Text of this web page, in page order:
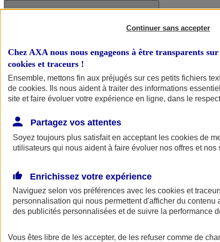
AXA Assurance
Continuer sans accepter
Chez AXA nous nous engageons à être transparents
cookies et traceurs !
Ensemble, mettons fin aux préjugés sur ces petits fichiers
de cookies. Ils nous aident à traiter des informations
site et faire évoluer votre expérience en ligne, dans le
Partagez vos attentes
Soyez toujours plus satisfait en acceptant les cookies de
utilisateurs qui nous aident à faire évoluer nos offres et nos
Enrichissez votre expérience
Naviguez selon vos préférences avec les cookies et
personnalisation qui nous permettent d'afficher du contenu
des publicités personnalisées et de suivre la performance
Vous êtes libre de les accepter, de les refuser comme de